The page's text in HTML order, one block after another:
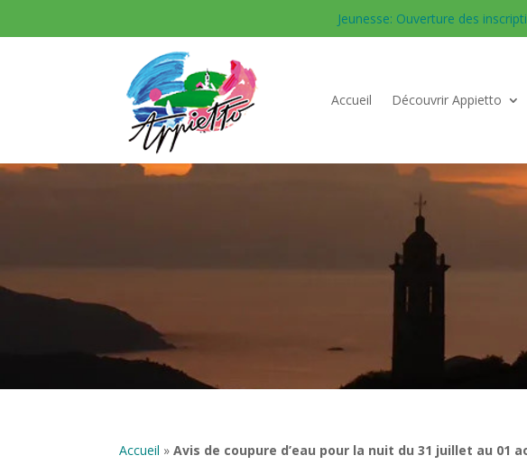
Jeunesse: Ouverture des
Accueil Découvrir Appietto
Accueil » Avis de coupure d’eau pour la nuit du 31 juillet au 01